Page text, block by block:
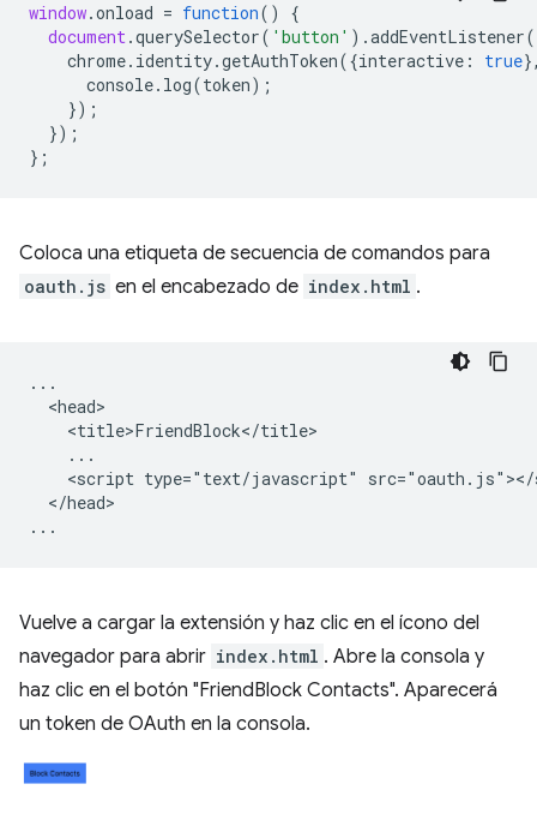
window.onload = function()
{
document.querySelector( 'button' ).addEventListener(
chrome. identity.getAuthToken({interactive : true
console. log(token);
});
});
};
Coloca una etiqueta de secuencia de comandos para
oauth.js en el encabezado de index.html .
...
  <head>
    <title>FriendBlock</title>
    ...
<script type="text/javascript"
  </head>
Vuelve a cargar la extensión y haz clic en el ícono del
navegador para abrir index.html . Abre la consola y
haz clic en el botón "FriendBlock Contacts". Aparecerá
un token de OAuth en la consola.